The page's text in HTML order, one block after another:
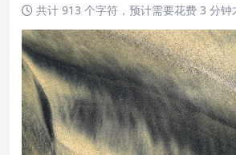
共计 913 个字符，预计需要花费 3 分钟